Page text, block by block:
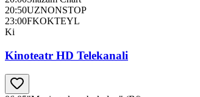
20:50UZNONSTOP
23:00FKOKTEYL
Ki
Kinoteatr HD Telekanali